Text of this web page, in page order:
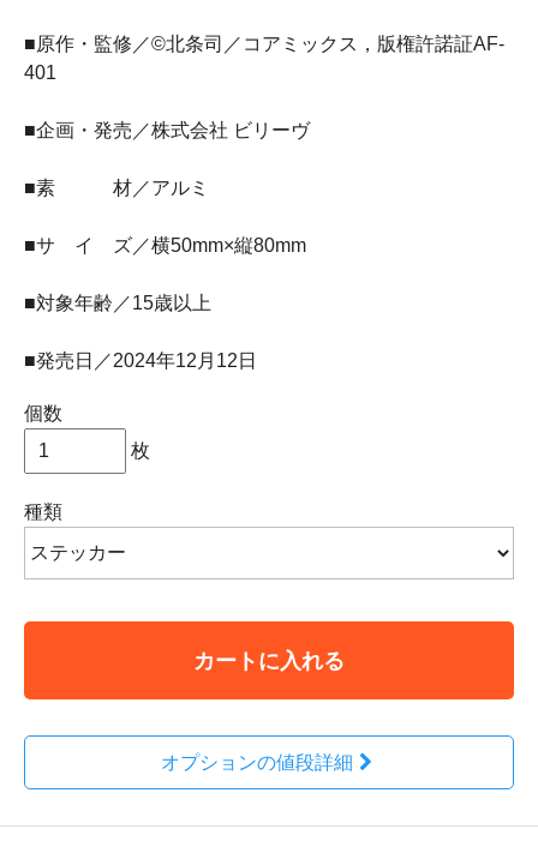
■原作・監修／©北条司／コアミックス，版権許諾証AF-
401
■企画・発売／株式会社 ビリーヴ
■素 材／アルミ
■サ イ ズ／横50mm×縦80mm
■対象年齢／15歳以上
■発売日／2024年12月12日
個数
枚
種類
カートに入れる
オプションの値段詳細